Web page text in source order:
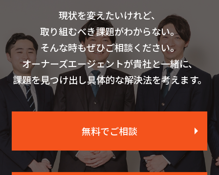
現状を変えたいけれど、
取り組むべき課題がわからない。
そんな時もぜひご相談ください。
オーナーズエージェントが貴社と一緒に、
課題を見つけ出し具体的な解決法を考えます。
無料でご相談